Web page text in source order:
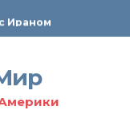
Ираном
в Иране
и Газы